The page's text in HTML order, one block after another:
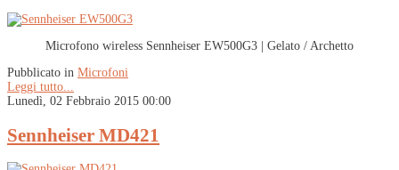
Microfono wireless Sennheiser EW500G3 | Gelato / Archetto
Pubblicato in Microfoni
Leggi tutto...
Lunedì, 02 Febbraio 2015 00:00
Sennheiser MD421